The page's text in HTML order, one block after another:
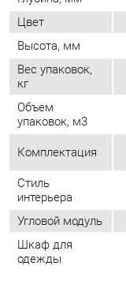
Объем
упаковок, м3
Комплектация
Стиль
интерьера
Угловой модуль
одежды
ОТЗЫВЫ
Пока нет отзывов,